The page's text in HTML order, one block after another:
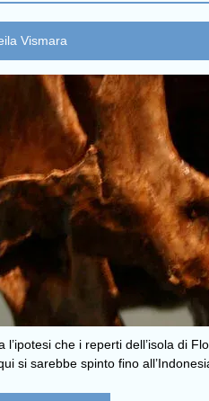
Vismara
l’ipotesi che i reperti dell’isola di
si sarebbe spinto fino